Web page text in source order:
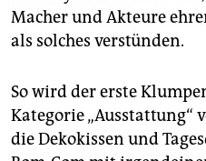
Macher und Akteure
als solches verstünden.
So wird der erste
Kategorie „Ausstattung“
die Dekokissen und